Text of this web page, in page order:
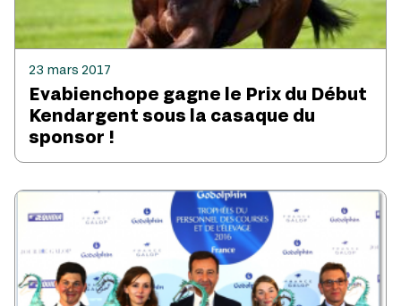
23 mars 2017
Evabienchope gagne le Prix du Début
Kendargent sous la casaque du
sponsor !